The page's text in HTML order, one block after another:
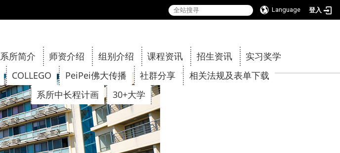
Language 登入
:::
系所简介 师资介绍 组别介绍 课程资讯 招生资讯
实习奖学
COLLEGO PeiPei佛大传播 社群分享
相关法规及表单下载
系所中长程计画
30+大学